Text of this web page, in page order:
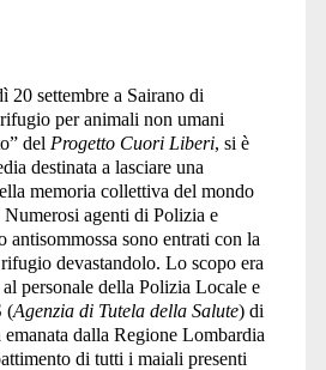
20 settembre a Sairano di
per animali non umani
del Progetto Cuori Liberi, si è
destinata a lasciare una
memoria collettiva del mondo
Numerosi agenti di Polizia e
antisommossa sono entrati con la
devastandolo. Lo scopo era
personale della Polizia Locale e
(Agenzia di Tutela della Salute) di
emanata dalla Regione Lombardia
di tutti i maiali presenti